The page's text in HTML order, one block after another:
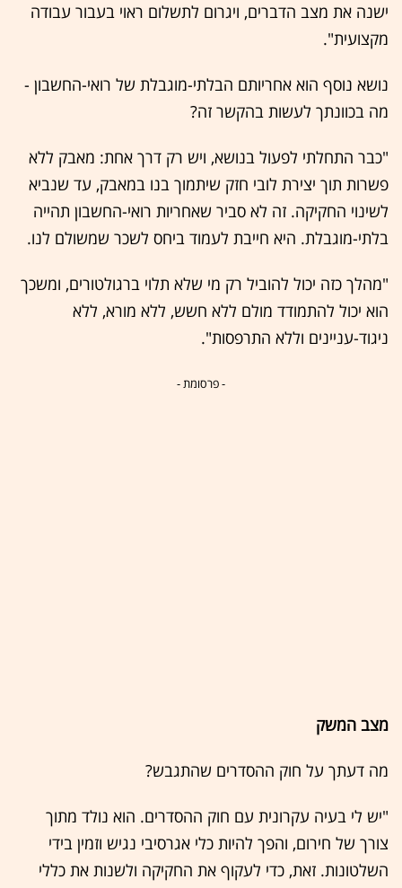
ישנה את מצב הדברים, ויגרום לתשלום ראוי בעבור עבודה
מקצועית".
נושא נוסף הוא אחריותם הבלתי-מוגבלת של רואי-החשבון -
מה בכוונתך לעשות בהקשר זה?
"כבר התחלתי לפעול בנושא, ויש רק דרך אחת: מאבק ללא
פשרות תוך יצירת לובי חזק שיתמוך בנו במאבק, עד שנביא
לשינוי החקיקה. זה לא סביר שאחריות רואי-החשבון תהייה
בלתי-מוגבלת. היא חייבת לעמוד ביחס לשכר שמשולם לנו.
"מהלך כזה יכול להוביל רק מי שלא תלוי ברגולטורים, ומשכך
הוא יכול להתמודד מולם ללא חשש, ללא מורא, ללא
ניגוד-עניינים וללא התרפסות".
- פרסומת -
מצב המשק
מה דעתך על חוק ההסדרים שהתגבש?
"יש לי בעיה עקרונית עם חוק ההסדרים. הוא נולד מתוך
צורך של חירום, והפך להיות כלי אגרסיבי נגיש וזמין בידי
השלטונות. זאת, כדי לעקוף את החקיקה ולשנות את כללי